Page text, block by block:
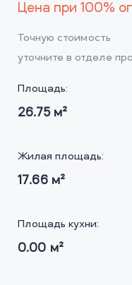
Цена при 100%
Точную стоимость
уточните в отделе
Площадь:
26.75м²
Жилая площадь:
17.66м²
Площадь кухни:
0.00 м²